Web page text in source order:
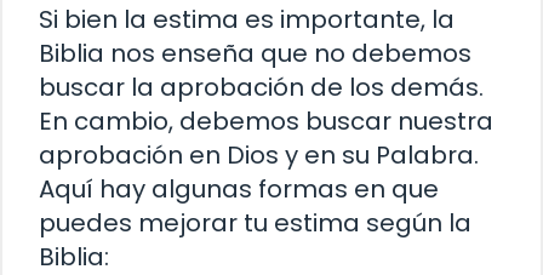
Si bien la estima es importante, la
Biblia nos enseña que no debemos
buscar la aprobación de los demás.
En cambio, debemos buscar nuestra
aprobación en Dios y en su Palabra.
Aquí hay algunas formas en que
puedes mejorar tu estima según la
Biblia: